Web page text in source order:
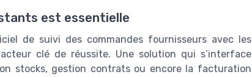
est essentielle
de suivi des commandes fournisseurs avec les
clé de réussite. Une solution qui s’interface
stocks, gestion contrats ou encore la facturation